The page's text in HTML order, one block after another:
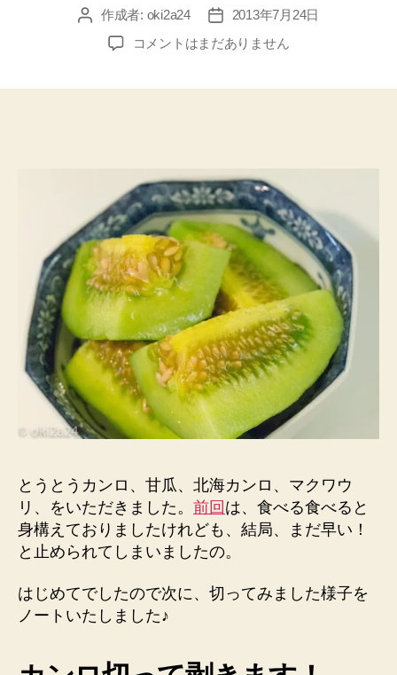
投 作成者: oki2a24
投
稿
日
2013年7月24日
甘
ぎ
な
い
★
カ
ン
ロ、
今
度
こ
そ
食
べ
ま
★
ち
ょ
う
よ
い
甘
コメントはまだありません
とうとうカンロ、甘瓜、北海カンロ、マクワウ
リ、をいただきました。 前回 は、食べる食べると
身構えておりましたけれども、結局、まだ早い！
と止められてしまいましたの。
はじめてでしたので次に、切ってみました様子を
ノートいたしました♪